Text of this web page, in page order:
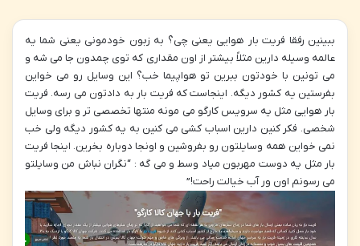
ببینین رفقا فریت بار هوایی یعنی چی؟ به زبون خودمونی یعنی شما یه
عالمه وسیله دارین مثلاً بیشتر از اون مقداری که توی چمدون جا می شه و
می تونین با خودتون ببرین تو هواپیما خب؟ این وسایل رو می خواین
بفرستین یه کشور دیگه. اینجاست که فریت بار به دادتون می رسه. فریت
بار هوایی مثل یه سرویس کارگو می مونه منتها تخصصی تر و برای وسایل
شخصی. فکر کنین دارین اسباب کشی می کنین به یه کشور دیگه ولی خب
نمی خواین همه وسایلتون رو بفروشین و اونجا دوباره بخرین. اینجا فریت
بار مثل یه دوست مهربون میاد وسط و می گه : “نگران نباش من وسایلتو
می رسونم اون ور آب خیالت راحت!”